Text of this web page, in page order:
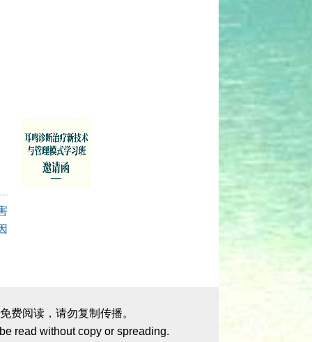
费阅读，请勿复制传播。
read without copy or spreading.